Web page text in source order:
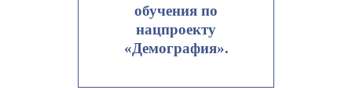
обучения по
нацпроекту
«Демография».